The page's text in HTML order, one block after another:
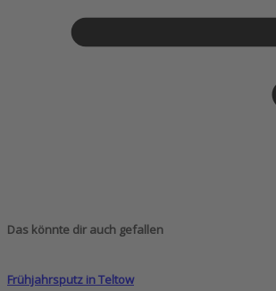
Das könnte dir auch gefallen
Frühjahrsputz in Teltow